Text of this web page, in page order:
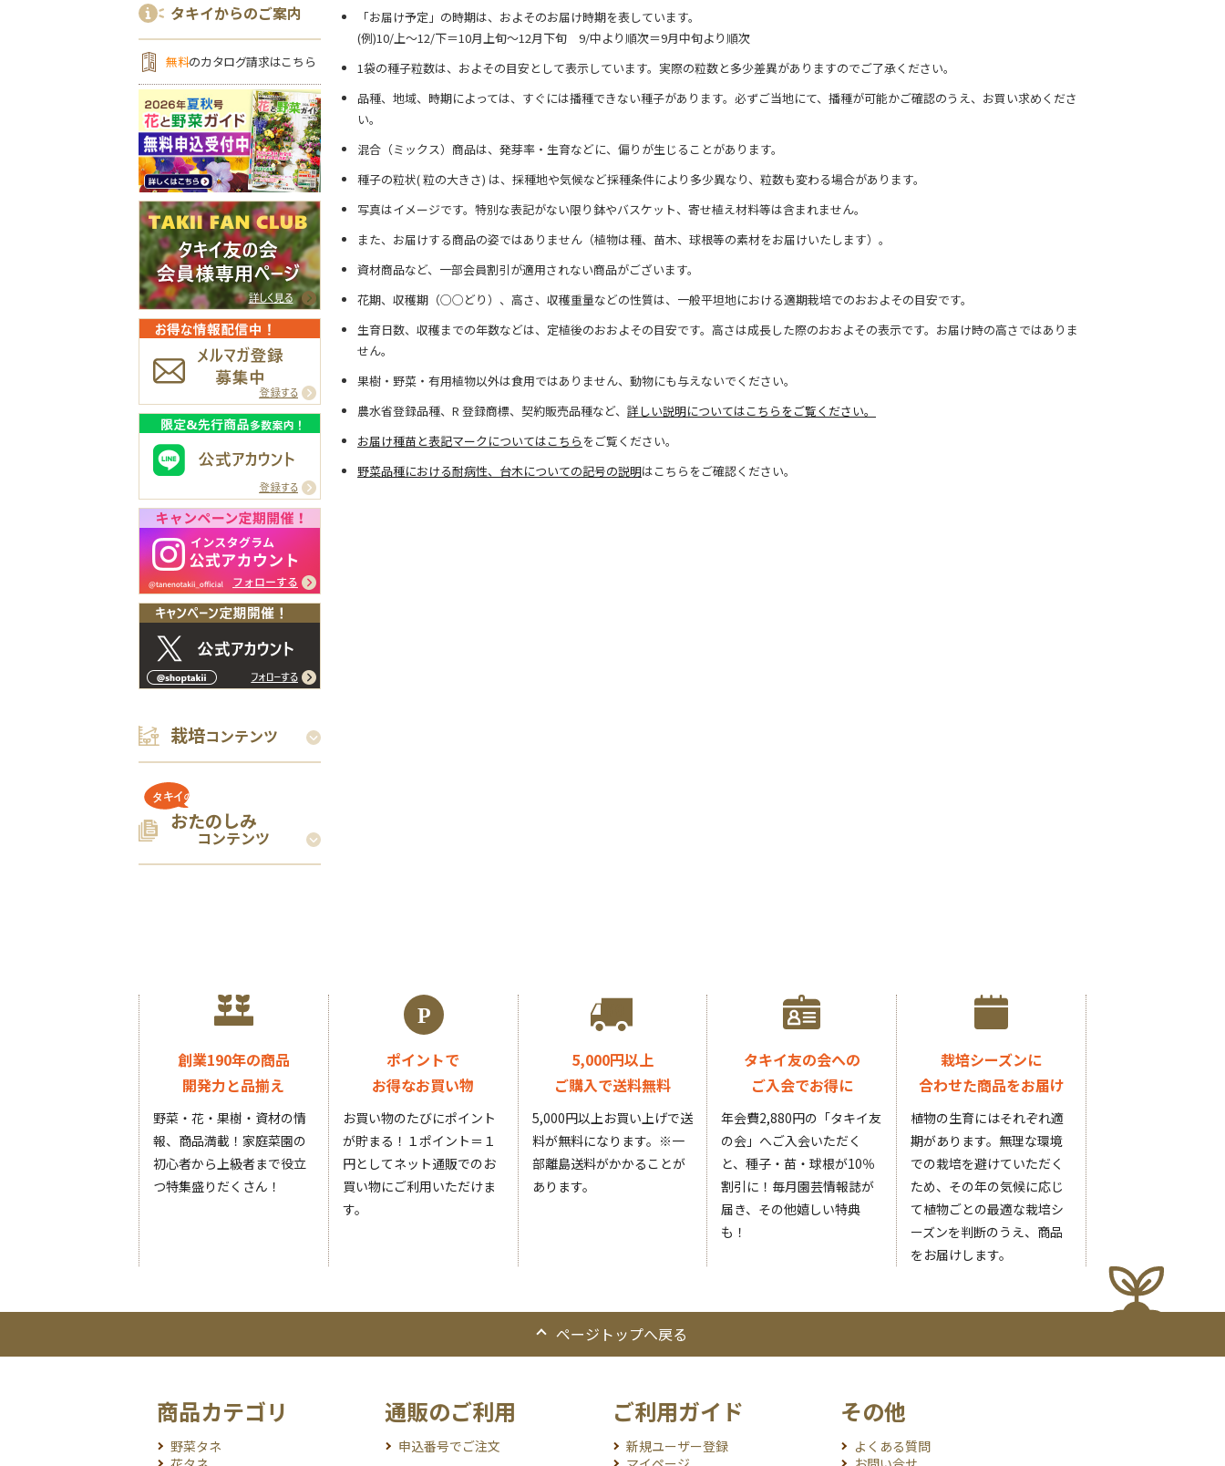
タキイからのご案内
無料のカタログ請求はこちら
栽培コンテンツ
おたのしみ
コンテンツ
「お届け予定」の時期は、およそのお届け時期を表しています。
(例)10/上～12/下＝10月上旬～12月下旬 9/中より順次＝9月中旬より順次
1袋の種子粒数は、およその目安として表示しています。実際の粒数と多少差異がありますのでご了承ください。
品種、地域、時期によっては、すぐには播種できない種子があります。必ずご当地にて、播種が可能かご確認のうえ、お買い求めくださ
い。
混合（ミックス）商品は、発芽率・生育などに、偏りが生じることがあります。
種子の粒状( 粒の大きさ) は、採種地や気候など採種条件により多少異なり、粒数も変わる場合があります。
写真はイメージです。特別な表記がない限り鉢やバスケット、寄せ植え材料等は含まれません。
また、お届けする商品の姿ではありません（植物は種、苗木、球根等の素材をお届けいたします）。
資材商品など、一部会員割引が適用されない商品がございます。
花期、収穫期（○○どり）、高さ、収穫重量などの性質は、一般平坦地における適期栽培でのおおよその目安です。
生育日数、収穫までの年数などは、定植後のおおよその目安です。高さは成長した際のおおよその表示です。お届け時の高さではありま
せん。
果樹・野菜・有用植物以外は食用ではありません、動物にも与えないでください。
農水省登録品種、R 登録商標、契約販売品種など、 詳しい説明についてはこちらをご覧ください。
お届け種苗と表記マークについてはこちら をご覧ください。
野菜品種における耐病性、台木についての記号の説明はこちらをご確認ください。
創業190年の商品
開発力と品揃え
野菜・花・果樹・資材の情
報、商品満載！家庭菜園の
初心者から上級者まで役立
つ特集盛りだくさん！
ポイントで
お得なお買い物
お買い物のたびにポイント
が貯まる！１ポイント＝１
円としてネット通販でのお
買い物にご利用いただけま
す。
5,000円以上
ご購入で送料無料
5,000円以上お買い上げで送
料が無料になります。 ※一
部離島送料がかかることが
あります。
タキイ友の会への
ご入会でお得に
年会費2,880円の「タキイ友
の会」へご入会いただく
と、種子・苗・球根が10％
割引に！毎月園芸情報誌が
届き、その他嬉しい特典
も！
栽培シーズンに
合わせた商品をお届け
植物の生育にはそれぞれ適
期があります。無理な環境
での栽培を避けていただく
ため、その年の気候に応じ
て植物ごとの最適な栽培シ
ーズンを判断のうえ、商品
をお届けします。
ページトップへ戻る
商品カテゴリ
野菜タネ
通販のご利用
申込番号でご注文
ご利用ガイド
新規ユーザー登録
その他
よくある質問